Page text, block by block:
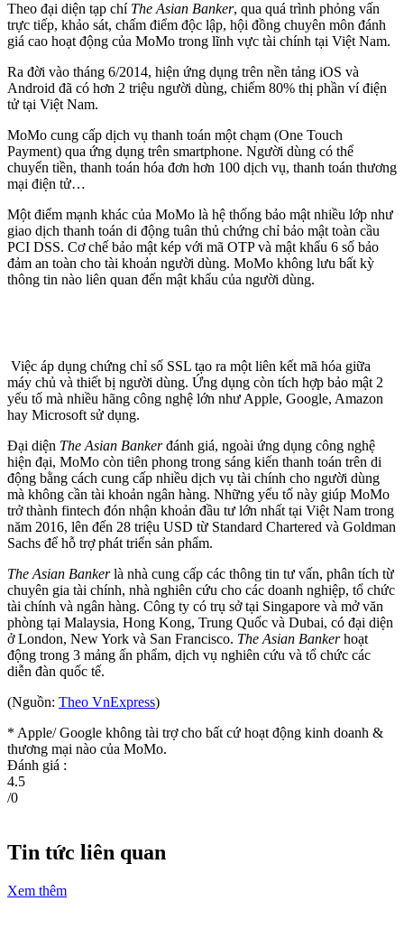
Theo đại diện tạp chí The Asian Banker, qua quá trình phỏng vấn
trực tiếp, khảo sát, chấm điểm độc lập, hội đồng chuyên môn đánh
giá cao hoạt động của MoMo trong lĩnh vực tài chính tại Việt Nam.
Ra đời vào tháng 6/2014, hiện ứng dụng trên nền tảng iOS và
Android đã có hơn 2 triệu người dùng, chiếm 80% thị phần ví điện
tử tại Việt Nam.
MoMo cung cấp dịch vụ thanh toán một chạm (One Touch
Payment) qua ứng dụng trên smartphone. Người dùng có thể
chuyển tiền, thanh toán hóa đơn hơn 100 dịch vụ, thanh toán thương
mại điện tử…
Một điểm mạnh khác của MoMo là hệ thống bảo mật nhiều lớp như
giao dịch thanh toán di động tuân thủ chứng chỉ bảo mật toàn cầu
PCI DSS. Cơ chế bảo mật kép với mã OTP và mật khẩu 6 số bảo
đảm an toàn cho tài khoản người dùng. MoMo không lưu bất kỳ
thông tin nào liên quan đến mật khẩu của người dùng.
Việc áp dụng chứng chỉ số SSL tạo ra một liên kết mã hóa giữa
máy chủ và thiết bị người dùng. Ứng dụng còn tích hợp bảo mật 2
yếu tố mà nhiều hãng công nghệ lớn như Apple, Google, Amazon
hay Microsoft sử dụng.
Đại diện The Asian Bankerđánh giá, ngoài ứng dụng công nghệ
hiện đại, MoMo còn tiên phong trong sáng kiến thanh toán trên di
động bằng cách cung cấp nhiều dịch vụ tài chính cho người dùng
mà không cần tài khoản ngân hàng. Những yếu tố này giúp MoMo
trở thành fintech đón nhận khoản đầu tư lớn nhất tại Việt Nam trong
năm 2016, lên đến 28 triệu USD từ Standard Chartered và Goldman
Sachs để hỗ trợ phát triển sản phẩm.
The Asian Bankerlà nhà cung cấp các thông tin tư vấn, phân tích từ
chuyên gia tài chính, nhà nghiên cứu cho các doanh nghiệp, tổ chức
tài chính và ngân hàng. Công ty có trụ sở tại Singapore và mở văn
phòng tại Malaysia, Hong Kong, Trung Quốc và Dubai, có đại diện
ở London, New York và San Francisco. The Asian Bankerhoạt
động trong 3 mảng ấn phẩm, dịch vụ nghiên cứu và tổ chức các
diễn đàn quốc tế.
(Nguồn: Theo VnExpress)
* Apple/ Google không tài trợ cho bất cứ hoạt động kinh doanh &
thương mại nào của MoMo.
Đánh giá :
4.5
/0
Tin tức liên quan
Xem thêm